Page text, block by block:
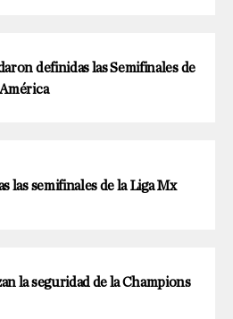
definidas las Semifinales de
las semifinales de la Liga Mx
la seguridad de la Champions